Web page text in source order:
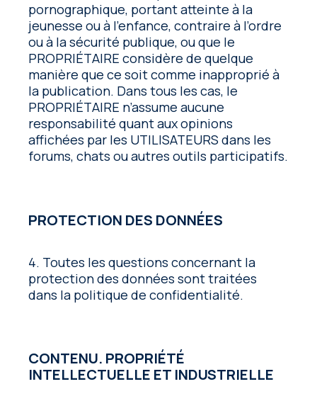
pornographique, portant atteinte à la
jeunesse ou à l’enfance, contraire à l’ordre
ou à la sécurité publique, ou que le
PROPRIÉTAIRE considère de quelque
manière que ce soit comme inapproprié à
la publication. Dans tous les cas, le
PROPRIÉTAIRE n’assume aucune
responsabilité quant aux opinions
affichées par les UTILISATEURS dans les
forums, chats ou autres outils participatifs.
PROTECTION DES DONNÉES
4. Toutes les questions concernant la
protection des données sont traitées
dans la politique de confidentialité.
CONTENU. PROPRIÉTÉ
INTELLECTUELLE ET INDUSTRIELLE